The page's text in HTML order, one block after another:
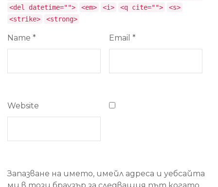
<del datetime="">
<em> <i> <q cite="">
<s>
<strike>
<strong>
Name * Email *
Website
Запазване на името, имейл адреса и уебсайта